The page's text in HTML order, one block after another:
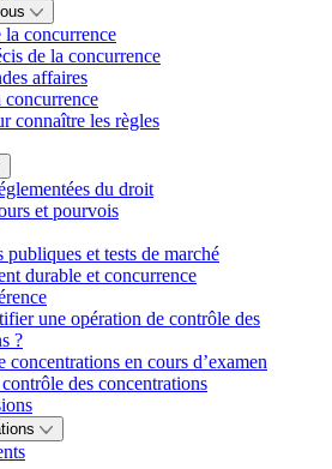
la concurrence
de la concurrence
affaires
connaître les règles
du droit
et pourvois
publiques et tests de marché
durable et concurrence
une opération de contrôle des
?
concentrations en cours d’examen
des concentrations